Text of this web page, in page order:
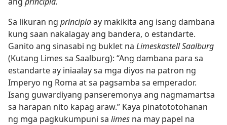
Sa likuran ng principiaay makikita ang isang dambana
kung saan nakalagay ang bandera, o estandarte.
Ganito ang sinasabi ng buklet na Limeskastell Saalburg
(Kutang Limes sa Saalburg): “Ang dambana para sa
estandarte ay iniaalay sa mga diyos na patron ng
Imperyo ng Roma at sa pagsamba sa emperador.
Isang guwardiyang panseremonya ang nagmamartsa
sa harapan nito kapag araw.” Kaya pinatototohanan
ng mga pagkukumpuni sa limes na may papel na